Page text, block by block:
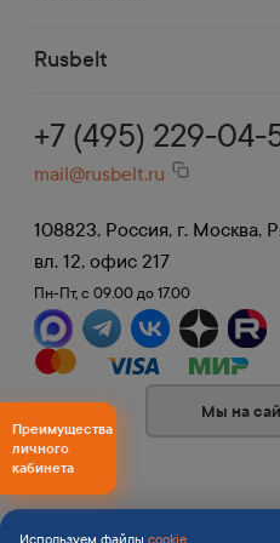
Rusbelt
+7 (495) 229-04-
mail@rusbelt.ru
108823, Россия, г. Москва,
вл. 12, офис 217
Пн-Пт, с 09.00 до 17.00
Мы на
©2006 — 2026 «Rusbelt»
Используем файлы cookie
Преимущества
личного
кабинета